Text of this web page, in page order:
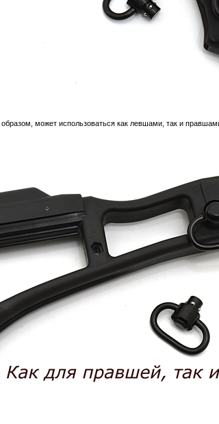
может использоваться как левшами, так и